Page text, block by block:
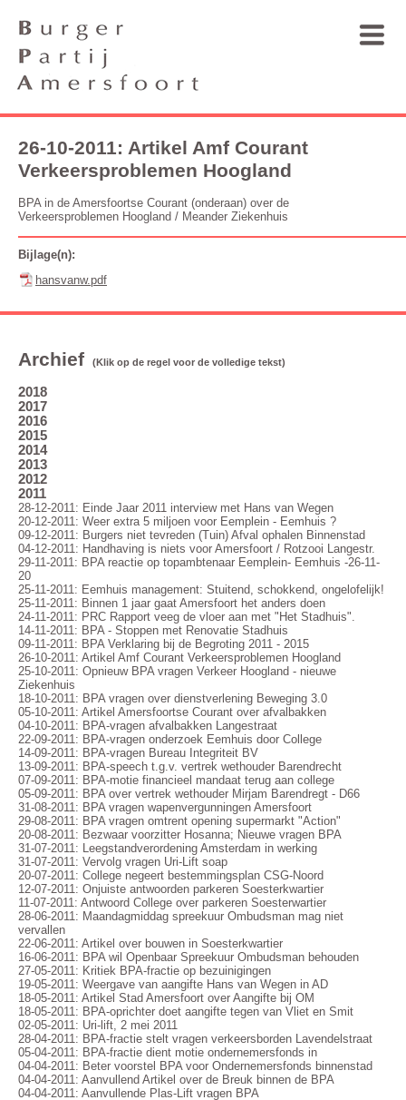
26-10-2011: Artikel Amf Courant
Verkeersproblemen Hoogland
BPA in de Amersfoortse Courant (onderaan) over de
Verkeersproblemen Hoogland / Meander Ziekenhuis
Bijlage(n):
hansvanw.pdf
Archief (Klik op de regel voor de volledige tekst)
2018
2017
2016
2015
2014
2013
2012
2011
28-12-2011: Einde Jaar 2011 interview met Hans van Wegen
20-12-2011: Weer extra 5 miljoen voor Eemplein - Eemhuis ?
09-12-2011: Burgers niet tevreden (Tuin) Afval ophalen Binnenstad
04-12-2011: Handhaving is niets voor Amersfoort / Rotzooi Langestr.
29-11-2011: BPA reactie op topambtenaar Eemplein- Eemhuis -26-11-
20
25-11-2011: Eemhuis management: Stuitend, schokkend, ongelofelijk!
25-11-2011: Binnen 1 jaar gaat Amersfoort het anders doen
24-11-2011: PRC Rapport veeg de vloer aan met "Het Stadhuis".
14-11-2011: BPA - Stoppen met Renovatie Stadhuis
09-11-2011: BPA Verklaring bij de Begroting 2011 - 2015
26-10-2011: Artikel Amf Courant Verkeersproblemen Hoogland
25-10-2011: Opnieuw BPA vragen Verkeer Hoogland - nieuwe
Ziekenhuis
18-10-2011: BPA vragen over dienstverlening Beweging 3.0
05-10-2011: Artikel Amersfoortse Courant over afvalbakken
04-10-2011: BPA-vragen afvalbakken Langestraat
22-09-2011: BPA-vragen onderzoek Eemhuis door College
14-09-2011: BPA-vragen Bureau Integriteit BV
13-09-2011: BPA-speech t.g.v. vertrek wethouder Barendrecht
07-09-2011: BPA-motie financieel mandaat terug aan college
05-09-2011: BPA over vertrek wethouder Mirjam Barendregt - D66
31-08-2011: BPA vragen wapenvergunningen Amersfoort
29-08-2011: BPA vragen omtrent opening supermarkt "Action"
20-08-2011: Bezwaar voorzitter Hosanna; Nieuwe vragen BPA
31-07-2011: Leegstandverordening Amsterdam in werking
31-07-2011: Vervolg vragen Uri-Lift soap
20-07-2011: College negeert bestemmingsplan CSG-Noord
12-07-2011: Onjuiste antwoorden parkeren Soesterkwartier
11-07-2011: Antwoord College over parkeren Soesterwartier
28-06-2011: Maandagmiddag spreekuur Ombudsman mag niet
vervallen
22-06-2011: Artikel over bouwen in Soesterkwartier
16-06-2011: BPA wil Openbaar Spreekuur Ombudsman behouden
27-05-2011: Kritiek BPA-fractie op bezuinigingen
19-05-2011: Weergave van aangifte Hans van Wegen in AD
18-05-2011: Artikel Stad Amersfoort over Aangifte bij OM
18-05-2011: BPA-oprichter doet aangifte tegen van Vliet en Smit
02-05-2011: Uri-lift, 2 mei 2011
28-04-2011: BPA-fractie stelt vragen verkeersborden Lavendelstraat
05-04-2011: BPA-fractie dient motie ondernemersfonds in
04-04-2011: Beter voorstel BPA voor Ondernemersfonds binnenstad
04-04-2011: Aanvullend Artikel over de Breuk binnen de BPA
04-04-2011: Aanvullende Plas-Lift vragen BPA